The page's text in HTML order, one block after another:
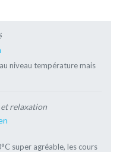
niveau température mais
relaxation
super agréable, les cours